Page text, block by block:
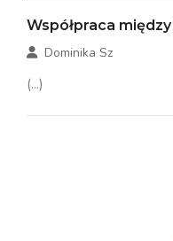
Współpraca
Dominika Sz
(...)